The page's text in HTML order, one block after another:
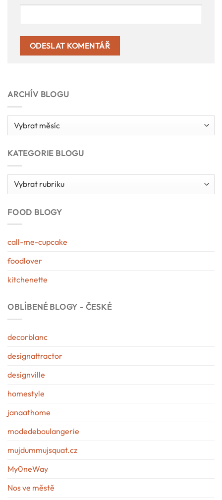
ARCHÍV BLOGU
Archív
blogu
KATEGORIE BLOGU
Kategorie
blogu
FOOD BLOGY
call-me-cupcake
foodlover
kitchenette
OBLÍBENÉ BLOGY - ČESKÉ
decorblanc
designattractor
designville
homestyle
janaathome
modedeboulangerie
mujdummujsquat.cz
My0neWay
Nos ve městě